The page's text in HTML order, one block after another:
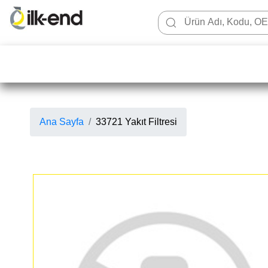
Ana Sayfa 33721 Yakıt Filtresi